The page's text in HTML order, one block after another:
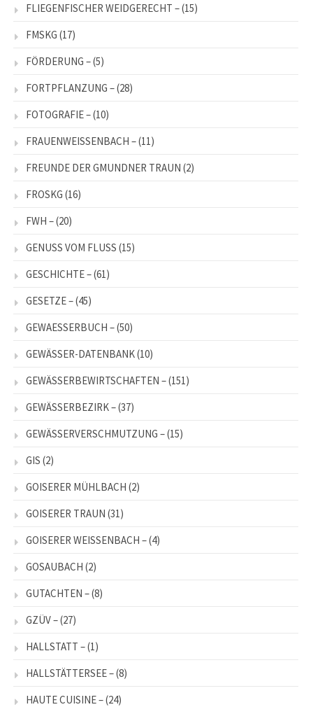
FLIEGENFISCHER WEIDGERECHT –(15)
FMSKG (17)
FÖRDERUNG –(5)
FORTPFLANZUNG –(28)
FOTOGRAFIE –(10)
FRAUENWEISSENBACH –(11)
FREUNDE DER GMUNDNER TRAUN (2)
FROSKG (16)
FWH –(20)
GENUSS VOM FLUSS (15)
GESCHICHTE –(61)
GESETZE –(45)
GEWAESSERBUCH –(50)
GEWÄSSER-DATENBANK(10)
GEWÄSSERBEWIRTSCHAFTEN –(151)
GEWÄSSERBEZIRK –(37)
GEWÄSSERVERSCHMUTZUNG –(15)
GIS (2)
GOISERER MÜHLBACH (2)
GOISERER TRAUN (31)
GOISERER WEISSENBACH –(4)
GOSAUBACH (2)
GUTACHTEN –(8)
GZÜV –(27)
HALLSTATT –(1)
HALLSTÄTTERSEE –(8)
HAUTE CUISINE –(24)